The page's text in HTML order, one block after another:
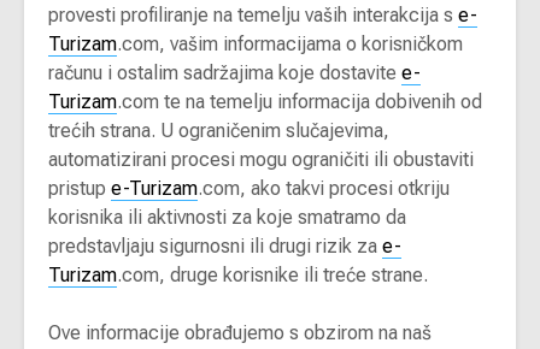
provesti profiliranje na temelju vaših interakcija s e-
Turizam.com, vašim informacijama o korisničkom
računu i ostalim sadržajima koje dostavite e-
Turizam.com te na temelju informacija dobivenih od
trećih strana. U ograničenim slučajevima,
automatizirani procesi mogu ograničiti ili obustaviti
pristup e-Turizam.com, ako takvi procesi otkriju
korisnika ili aktivnosti za koje smatramo da
predstavljaju sigurnosni ili drugi rizik za e-
Turizam.com, druge korisnike ili treće strane.
Ove informacije obrađujemo s obzirom na naš